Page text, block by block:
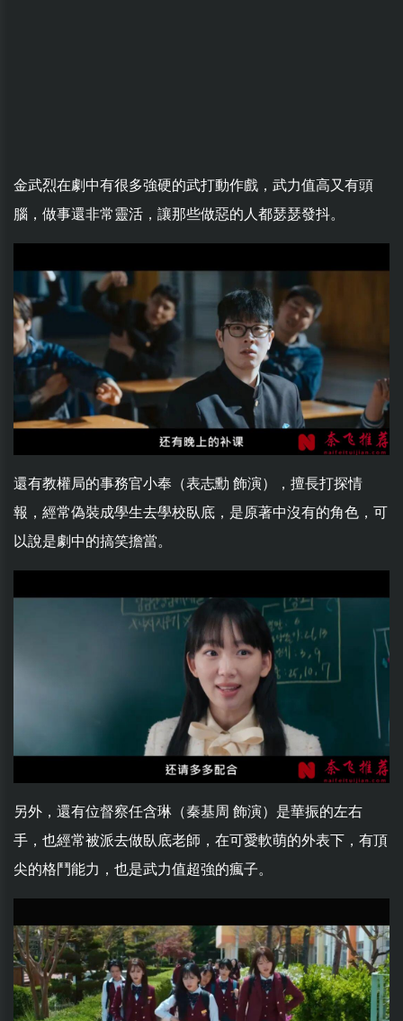
金武烈在劇中有很多強硬的武打動作戲，武力值高又有頭
腦，做事還非常靈活，讓那些做惡的人都瑟瑟發抖。
還有教權局的事務官小奉（表志勳 飾演），擅長打探情
報，經常偽裝成學生去學校臥底，是原著中沒有的角色，可
以說是劇中的搞笑擔當。
另外，還有位督察任含琳（秦基周 飾演）是華振的左右
手，也經常被派去做臥底老師，在可愛軟萌的外表下，有頂
尖的格鬥能力，也是武力值超強的瘋子。